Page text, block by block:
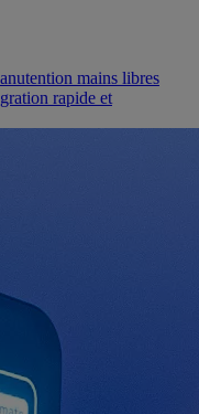
mains libres
rapide et